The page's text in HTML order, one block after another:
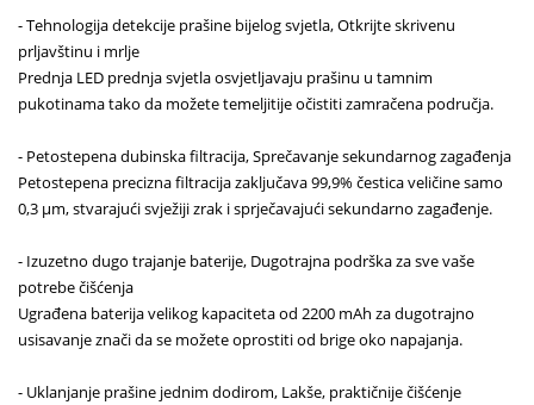
- Tehnologija detekcije prašine bijelog svjetla, Otkrijte skrivenu
prljavštinu i mrlje
Prednja LED prednja svjetla osvjetljavaju prašinu u tamnim
pukotinama tako da možete temeljitije očistiti zamračena područja.
- Petostepena dubinska filtracija, Sprečavanje sekundarnog zagađenja
Petostepena precizna filtracija zaključava 99,9% čestica veličine samo
0,3 μm, stvarajući svježiji zrak i sprječavajući sekundarno zagađenje.
- Izuzetno dugo trajanje baterije, Dugotrajna podrška za sve vaše
potrebe čišćenja
Ugrađena baterija velikog kapaciteta od 2200 mAh za dugotrajno
usisavanje znači da se možete oprostiti od brige oko napajanja.
- Uklanjanje prašine jednim dodirom, Lakše, praktičnije čišćenje